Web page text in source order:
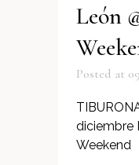
León
Posted at
diciembre
Weekend